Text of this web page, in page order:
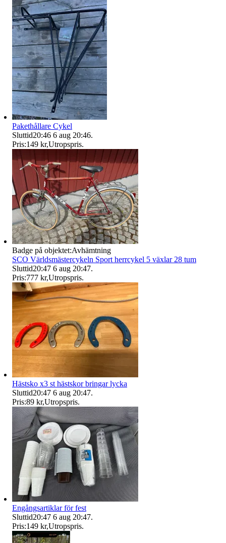
Pakethållare Cykel
Sluttid20:46 6 aug 20:46.
Pris:149 kr,Utropspris.
Badge på objektet:Avhämtning
SCO Världsmästercykeln Sport herrcykel 5 växlar 28 tum
Sluttid20:47 6 aug 20:47.
Pris:777 kr,Utropspris.
Hästsko x3 st hästskor bringar lycka
Sluttid20:47 6 aug 20:47.
Pris:89 kr,Utropspris.
Engångsartiklar för fest
Sluttid20:47 6 aug 20:47.
Pris:149 kr,Utropspris.